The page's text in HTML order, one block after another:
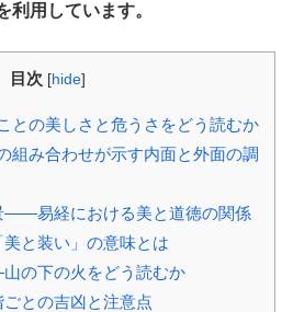
用しています。
目次 [hide]
との美しさと危うさをどう読むか
み合わせが示す内面と外面の調
――易経における美と道徳の関係
と装い」の意味とは
の下の火をどう読むか
との吉凶と注意点